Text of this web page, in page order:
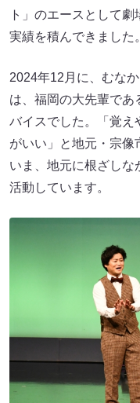
ト」のエースとして
実績を積んできました。
2024年12月に、むな
は、福岡の大先輩であ
バイスでした。「覚え
がいい」と地元・宗像
いま、地元に根ざしな
活動しています。